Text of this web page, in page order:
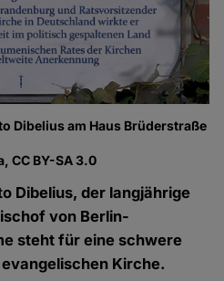
Dibelius am Haus Brüderstraße
CC BY-SA 3.0
Dibelius, der langjährige
von Berlin-
steht für eine schwere
Kirche.